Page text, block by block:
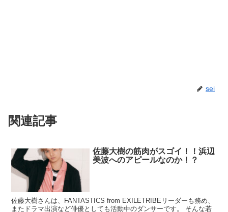
sei
関連記事
佐藤大樹の筋肉がスゴイ！！浜辺
美波へのアピールなのか！？
佐藤大樹さんは、FANTASTICS from EXILETRIBEリーダーも務め、
またドラマ出演など俳優としても活動中のダンサーです。 そんな若